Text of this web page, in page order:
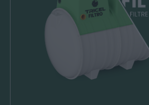
Monocuve en PRV jusqu'à​
Pour tout type de résidences de
Faible maintenance